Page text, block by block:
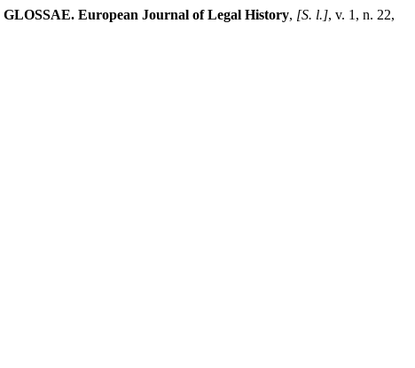
GLOSSAE. European Journal of Legal History, [S. l.], v. 1, n. 22,